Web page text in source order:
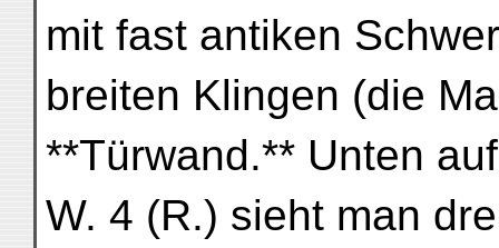
mit fast antiken
breiten Klingen (die
**Türwand.** Unten
W. 4 (R.) sieht man